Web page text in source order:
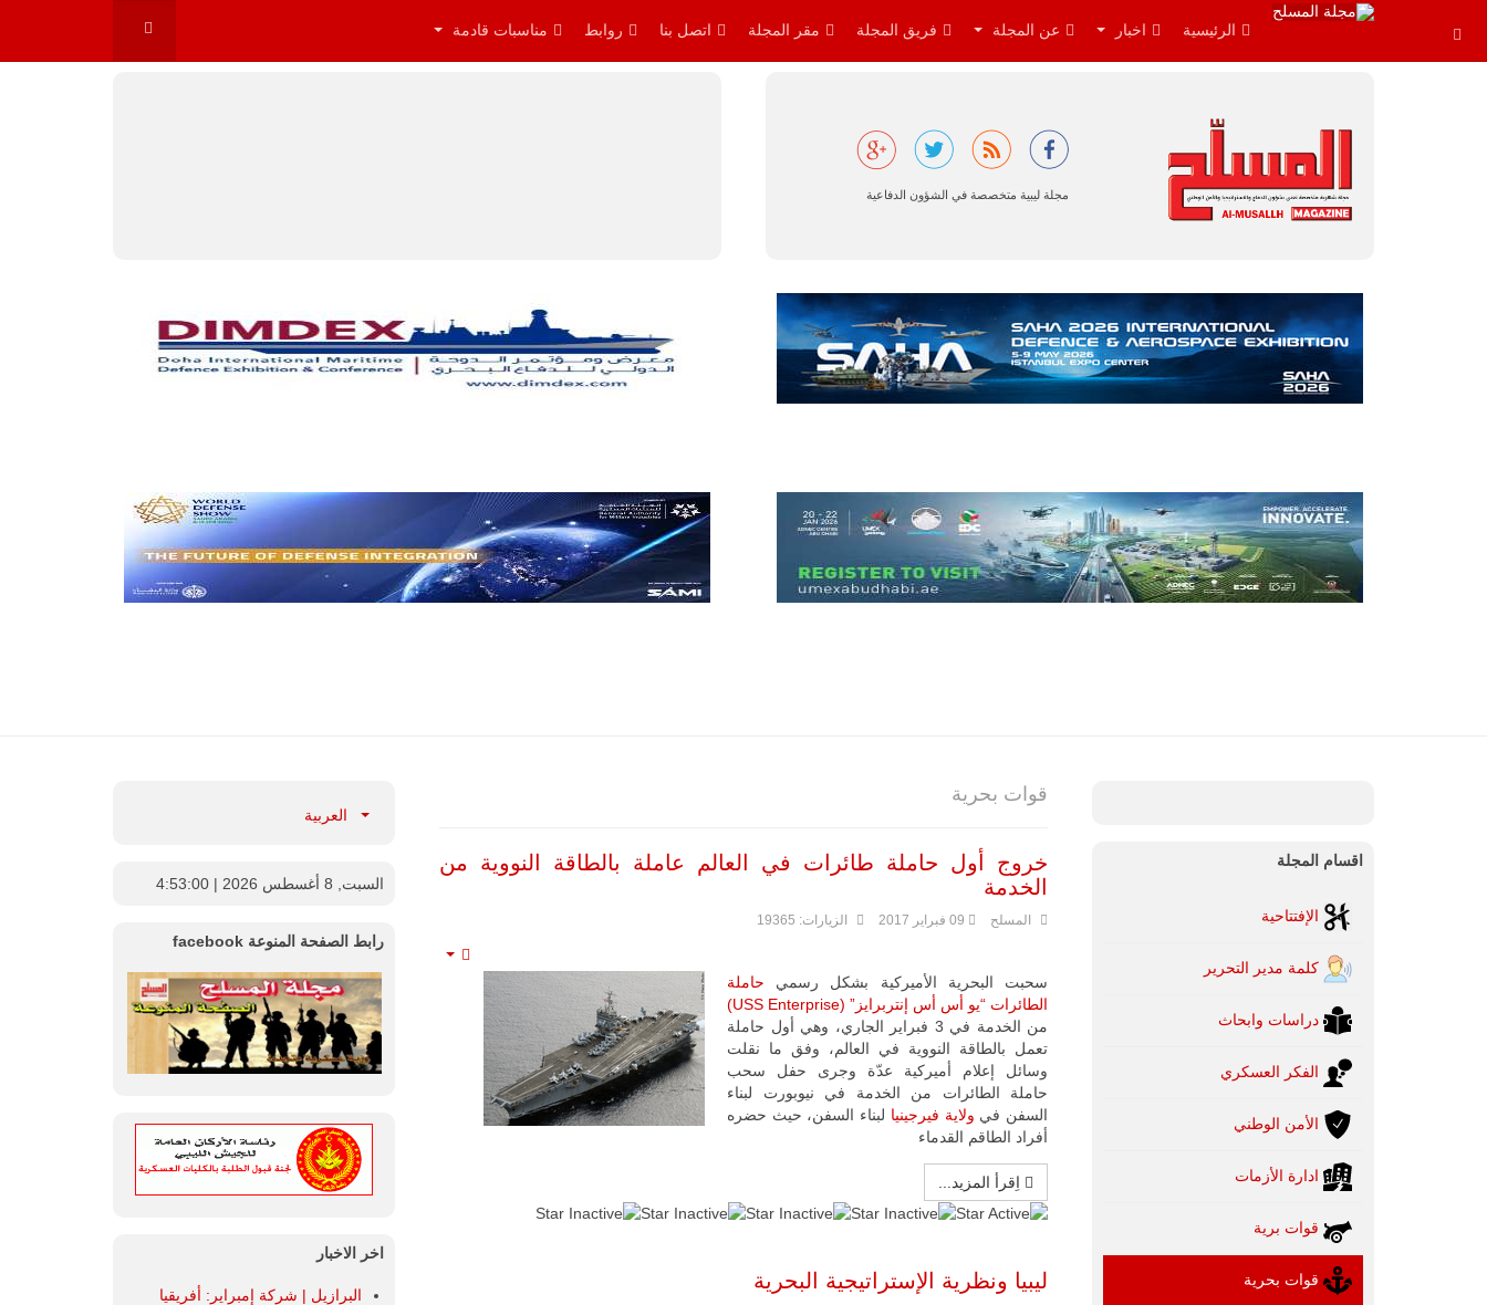
الرئيسية اخبار عن المجلة فريق المجلة مقر المجلة اتصل بنا روابط مناسبات قادمة
مجلة ليبية متخصصة في الشؤون الدفاعية
والإجراءات…
أفريقيا
تتصدر العالم
في الطلب
للصناعات الجوية
أن تصبح القارة
الأفريقية أكبر
سوق عالمي
لطائرة الهجوم
الخفيف
مالي |
مشاركة
المسيرة
الروسية
أوريون مع
قوة الفيلق
الأفريقي في
مع تصاعد حدة
الحرب الجوية
قوات بحرية
خروج أول حاملة طائرات في العالم عاملة بالطاقة النووية من
الخدمة
المسلح 09 فبراير 2017 الزيارات: 19365
سحبت البحرية الأميركية بشكل رسمي حاملة
الطائرات “يو أس أس إنتربرايز” (USS Enterprise)
من الخدمة في 3 فبراير الجاري، وهي أول حاملة
تعمل بالطاقة النووية في العالم، وفق ما نقلت
وسائل إعلام أميركية عدّة وجرى حفل سحب
حاملة الطائرات من الخدمة في نيوبورت لبناء
السفن في ولاية فيرجينيا لبناء السفن، حيث حضره
أفراد الطاقم القدماء
اِقرأ المزيد...
تقييم
ليبيا ونظرية الإستراتيجية البحرية
اقسام المجلة
الإفتتاحية
كلمة مدير التحرير
دراسات وابحاث
الفكر العسكري
الأمن الوطني
ادارة الأزمات
قوات برية
قوات بحرية
العربية
السبت, 8 أغسطس 2026 | 4:53:01
رابط الصفحة المنوعة facebook
اخر الاخبار
البرازيل | شركة إمبراير: أفريقيا